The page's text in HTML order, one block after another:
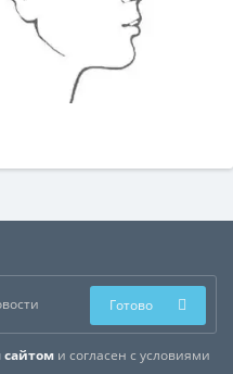
сайтоми согласен с условиями
Готово